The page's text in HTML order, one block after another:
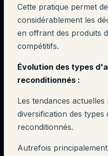
Cette pratique permet
considérablement les
en offrant des produits
compétitifs.
Évolution des types
reconditionnés :
Les tendances
diversification des types
reconditionnés.
Autrefois